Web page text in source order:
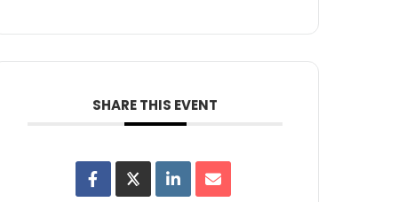
SHARE THIS EVENT